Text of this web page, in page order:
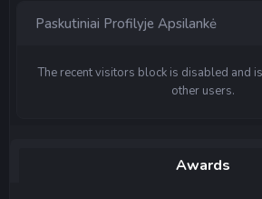
Paskutiniai Profilyje Apsilankė
The recent visitors block is disabled and
other users.
Awards